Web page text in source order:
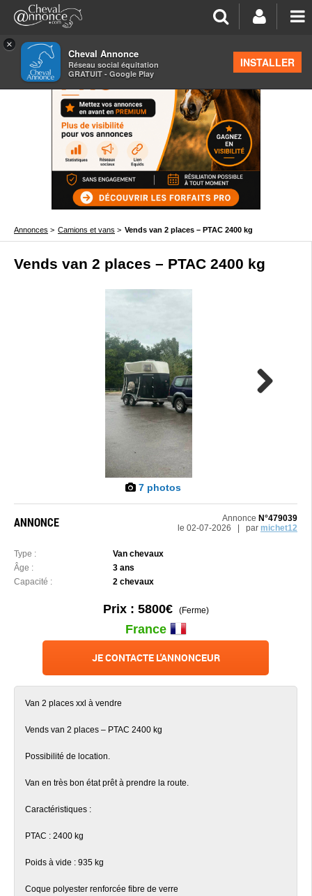
×
Cheval Annonce
Réseau social équitation
GRATUIT - Google Play
INSTALLER
Annonces > Camions et vans > Vends van 2 places – PTAC 2400 kg
Vends van 2 places – PTAC 2400 kg
7 photos
ANNONCE Annonce N°479039
le 02-07-2026 | par michet12
Type :
Van chevaux
Âge :
3 ans
Capacité :
2 chevaux
Prix : 5800€(Ferme)
France
JE CONTACTE L'ANNONCEUR
Van 2 places xxl à vendre
Vends van 2 places – PTAC 2400 kg
Possibilité de location.
Van en très bon état prêt à prendre la route.
Caractéristiques :
PTAC : 2400 kg
Poids à vide : 935 kg
Coque polyester renforcée fibre de verre